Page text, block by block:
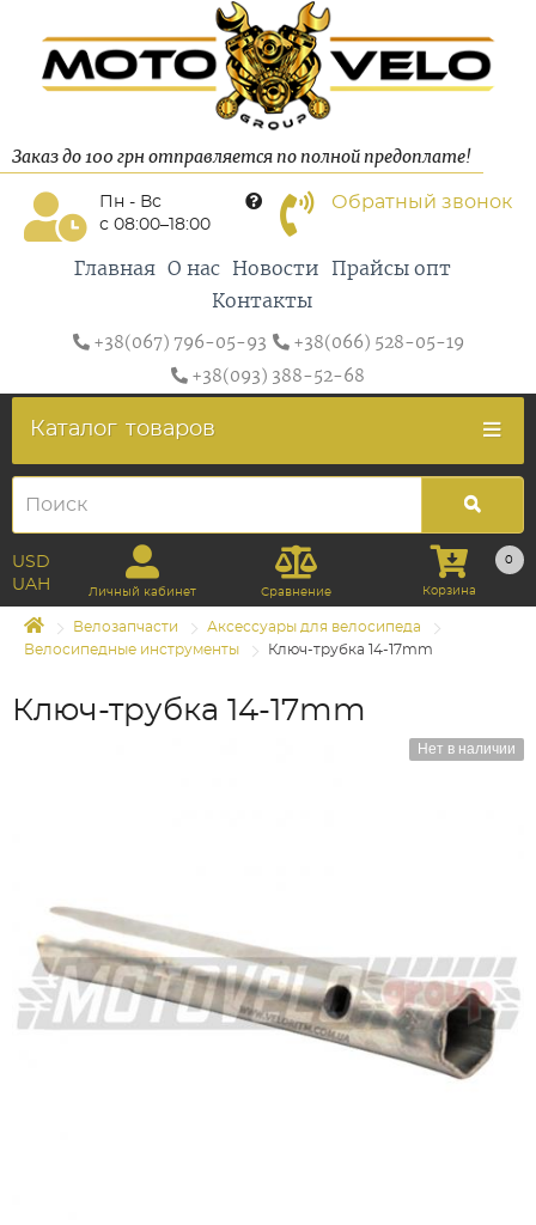
Заказ до 100 грн отправляется по полной предоплате!
Пн - Вс
с 08:00–18:00
Обратный звонок
Главная О нас Новости
Прайсы опт
Контакты
+38(067) 796-05-93
+38(066) 528-05-19
+38(093) 388-52-68
Каталог товаров
USD
UAH
Личный кабинет Сравнение
0
Корзина
Велозапчасти
Аксессуары для велосипеда
Велосипедные инструменты
Ключ-трубка 14-17mm
Ключ-трубка 14-17mm
Нет в наличии